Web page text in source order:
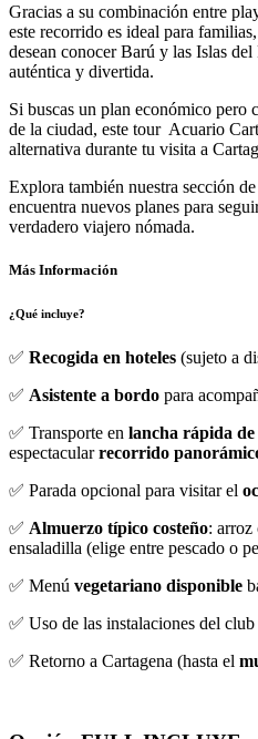
Gracias a su combinación entre
este recorrido es ideal para
desean conocer Barú y las Islas
auténtica y divertida.
Si buscas un plan económico pero
de la ciudad, este tour Acuario
alternativa durante tu visita a
Explora también nuestra sección de
encuentra nuevos planes para
verdadero viajero nómada.
Más Información
¿Qué incluye?
✅ Recogida en hoteles (sujeto a
✅ Asistente a bordo para
✅ Transporte en lancha rápida de
espectacularrecorrido
✅ Parada opcional para visitar el
✅ Almuerzo típico costeño: arroz
ensaladilla (elige entre pescado o
✅ Menú vegetariano disponible
✅ Uso de las instalaciones del
✅ Retorno a Cartagena (hasta el